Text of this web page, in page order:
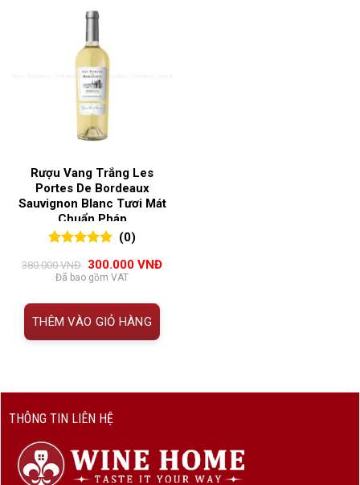
Rượu Vang Trắng Les
Portes De Bordeaux
Sauvignon Blanc Tươi Mát
Chuẩn Pháp
đánh giá
(0)
380.000VNĐ Giá
gốc
là:
380.000 VNĐ.
300.000 VNĐGiá
Đã bao gồm VAT
THÊM VÀO GIỎ HÀNG
THÔNG TIN LIÊN HỆ